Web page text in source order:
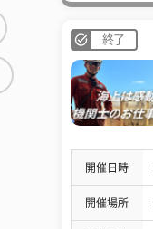
終了
開催日時
開催場所